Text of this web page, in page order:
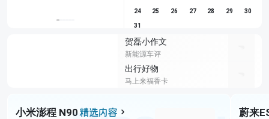
24 25 26 27 28 29 30
31
贺磊小作文
新能源车评
出行好物
马上来福香卡
小米澎程 N90 蔚来